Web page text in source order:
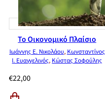
Το Οικονομικό Πλαίσιο
Ιωάννης Ε. Νικολάου, Κωνσταντίνος
Ι. Ευαγγελινός, Κώστας Σοφούλης
€22,00